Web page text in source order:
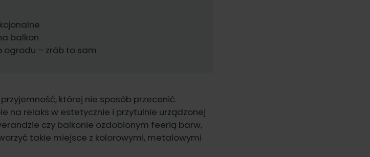
balkon
– zrób to sam
której nie sposób przecenić.
na relaks w estetycznie i przytulnie urządzonej
czy balkonie ozdobionym feerią barw,
takie miejsce z kolorowymi, metalowymi